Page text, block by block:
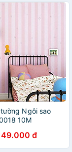
Ngôi sao
10M
đ